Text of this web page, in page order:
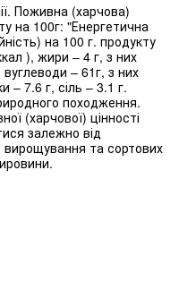
Поживна (харчова)
на 100г: "Енергетична
на 100 г. продукту
), жири – 4 г, з них
вуглеводи – 61г, з них
– 7.6 г, сіль – 3.1 г.
походження.
(харчової) цінності
залежно від
та сортових